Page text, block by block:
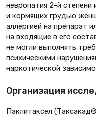
невропатия 2-й
и кормящих грудью
аллергией на препарат
на входящие в его
не могли выполнять
психическими
наркотической
Организация
Паклитаксел